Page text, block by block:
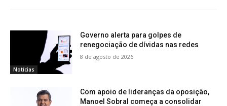
Notícias
Governo alerta para golpes de
renegociação de dívidas nas redes
8 de agosto de 2026
Com apoio de lideranças da oposição,
Manoel Sobral começa a consolidar